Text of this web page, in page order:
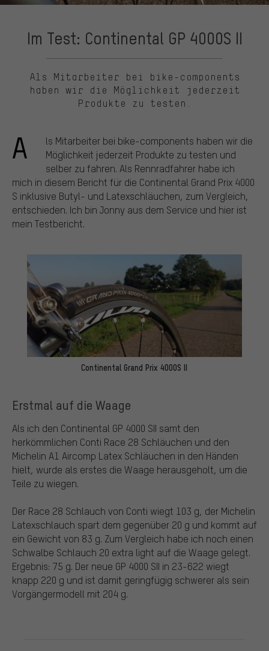
Im Test: Continental GP 4000S II
Als Mitarbeiter bei bike-components
haben wir die Möglichkeit jederzeit
Produkte zu testen.
A
ls Mitarbeiter bei bike-components haben wir die
Möglichkeit jederzeit Produkte zu testen und
selber zu fahren. Als Rennradfahrer habe ich
mich in diesem Bericht für die Continental Grand Prix 4000
S inklusive Butyl- und Latexschläuchen, zum Vergleich,
entschieden. Ich bin Jonny aus dem Service und hier ist
mein Testbericht.
Continental Grand Prix 4000S II
Erstmal auf die Waage
Als ich den Continental GP 4000 SII samt den
herkömmlichen Conti Race 28 Schläuchen und den
Michelin A1 Aircomp Latex Schläuchen in den Händen
hielt, wurde als erstes die Waage herausgeholt, um die
Teile zu wiegen.
Der Race 28 Schlauch von Conti wiegt 103 g, der Michelin
Latexschlauch spart dem gegenüber 20 g und kommt auf
ein Gewicht von 83 g. Zum Vergleich habe ich noch einen
Schwalbe Schlauch 20 extra light auf die Waage gelegt.
Ergebnis: 75 g. Der neue GP 4000 SII in 23-622 wiegt
knapp 220 g und ist damit geringfügig schwerer als sein
Vorgängermodell mit 204 g.